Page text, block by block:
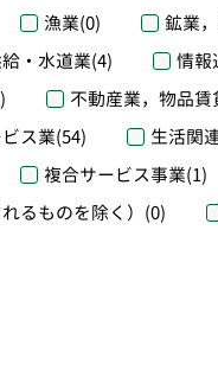
漁業(0) 鉱業
・水道業(4) 情報
不動産業，物品賃
ス業(54) 生活関
複合サービス事業(1)
るものを除く） (0)